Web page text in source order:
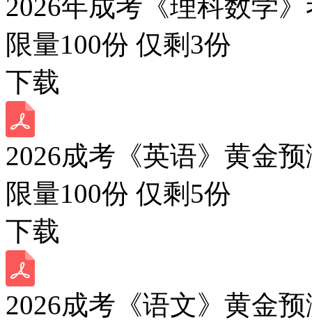
2026年成考《理科数学
限量100份 仅剩 3份
下载
2026成考《英语》黄金
限量100份 仅剩 5份
下载
2026成考《语文》黄金